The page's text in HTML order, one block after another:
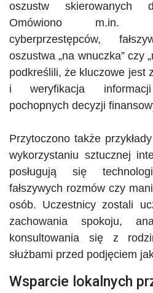
oszustw skierowanych
Omówiono m.in.
cyberprzestępców,
oszustwa „na wnuczka” czy
podkreślili, że kluczowe jest
i weryfikacja
pochopnych decyzji
Przytoczono także
wykorzystaniu sztucznej
posługują się
fałszywych rozmów czy
osób. Uczestnicy zostali
zachowania spokoju,
konsultowania się z
służbami przed podjęciem
Wsparcie lokalnych